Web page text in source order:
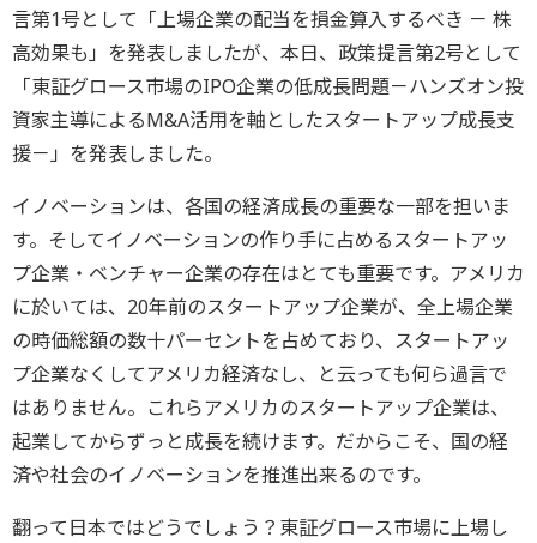
言第1号として「上場企業の配当を損金算入するべき － 株
高効果も」を発表しましたが、本日、政策提言第2号として
「東証グロース市場のIPO企業の低成長問題－ハンズオン投
資家主導によるM&A活用を軸としたスタートアップ成長支
援－」を発表しました。
イノベーションは、各国の経済成長の重要な一部を担いま
す。そしてイノベーションの作り手に占めるスタートアッ
プ企業・ベンチャー企業の存在はとても重要です。アメリカ
に於いては、20年前のスタートアップ企業が、全上場企業
の時価総額の数十パーセントを占めており、スタートアッ
プ企業なくしてアメリカ経済なし、と云っても何ら過言で
はありません。これらアメリカのスタートアップ企業は、
起業してからずっと成長を続けます。だからこそ、国の経
済や社会のイノベーションを推進出来るのです。
翻って日本ではどうでしょう？東証グロース市場に上場し